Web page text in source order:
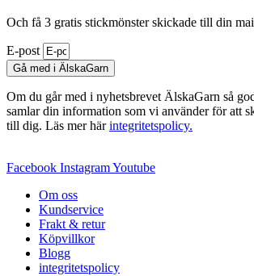
Och få 3 gratis stickmönster skickade till din
E-post
Gå med i ÄlskaGarn
Om du går med i nyhetsbrevet ÄlskaGarn så
samlar din information som vi använder för att
till dig. Läs mer härintegritetspolicy.
Facebook InstagramYoutube
Om oss
Kundservice
Frakt & retur
Köpvillkor
Blogg
integritetspolicy